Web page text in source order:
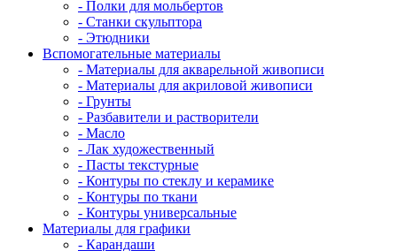
- Полки для мольбертов
- Станки скульптора
- Этюдники
Вспомогательные материалы
- Материалы для акварельной живописи
- Материалы для акриловой живописи
- Грунты
- Разбавители и растворители
- Масло
- Лак художественный
- Пасты текстурные
- Контуры по стеклу и керамике
- Контуры по ткани
- Контуры универсальные
Материалы для графики
- Карандаши